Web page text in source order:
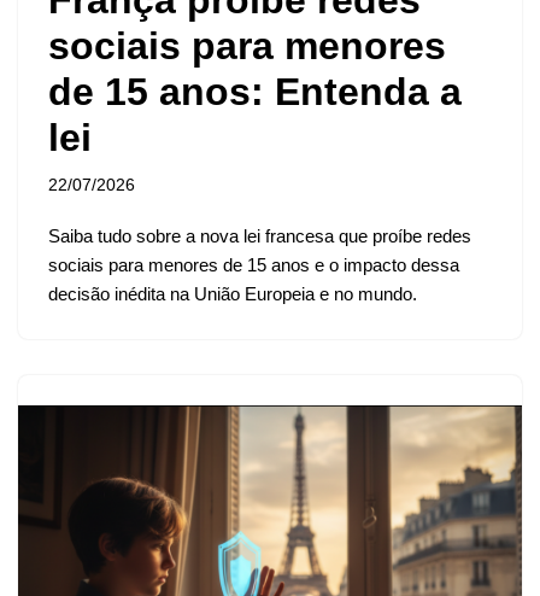
sociais para menores
de 15 anos: Entenda a
lei
22/07/2026
Saiba tudo sobre a nova lei francesa que proíbe redes
sociais para menores de 15 anos e o impacto dessa
decisão inédita na União Europeia e no mundo.